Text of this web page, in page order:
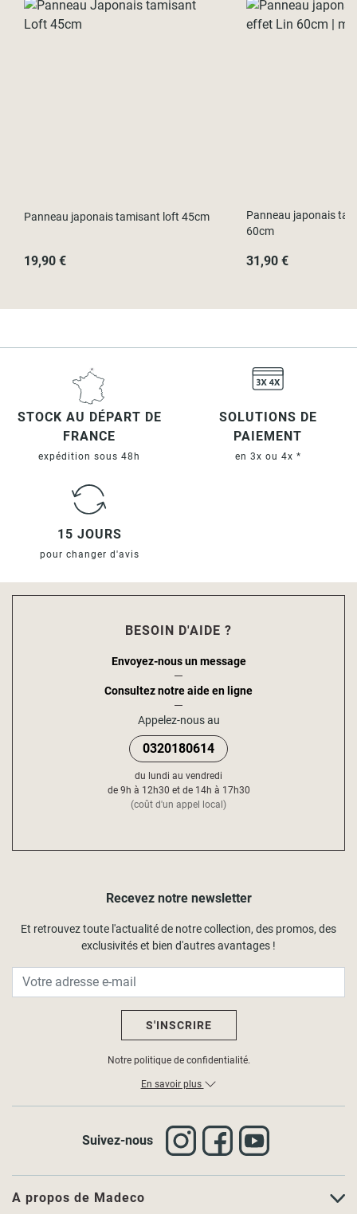
Panneau japonais tamisant loft 45cm
19,90 €
Panneau japonais
60cm
31,90 €
STOCK AU DÉPART DE
FRANCE
expédition sous 48h
SOLUTIONS DE
PAIEMENT
en 3x ou 4x *
15 JOURS
pour changer d'avis
A propos de Madeco
Recevez notre newsletter
Et retrouvez toute l'actualité de notre collection, des promos, des
exclusivités et bien d'autres avantages !
S'INSCRIRE
Notre politique de confidentialité.
En savoir plus
Suivez-nous
BESOIN D'AIDE ?
Envoyez-nous un message
Consultez notre aide en ligne
Appelez-nous au
0320180614
du lundi au vendredi
de 9h à 12h30 et de 14h à 17h30
(coût d'un appel local)